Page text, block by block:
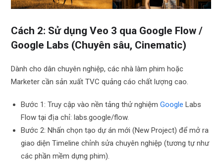
Cách 2: Sử dụng Veo 3 qua Google Flow /
Google Labs (Chuyên sâu, Cinematic)
Dành cho dân chuyên nghiệp, các nhà làm phim hoặc
Marketer cần sản xuất TVC quảng cáo chất lượng cao.
Bước 1: Truy cập vào nền tảng thử nghiệmGoogle Labs
Flow tại địa chỉ: labs.google/flow.
Bước 2: Nhấn chọn tạo dự án mới (New Project) để mở ra
giao diện Timeline chỉnh sửa chuyên nghiệp (tương tự như
các phần mềm dựng phim).